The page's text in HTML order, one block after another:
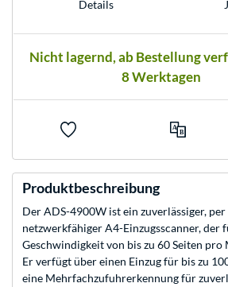
Details
Nicht lagernd, ab Bestellung
8 Werktagen
Produktbeschreibung
Der ADS-4900W ist ein zuverlässiger,
netzwerkfähiger A4-Einzugsscanner, der
Geschwindigkeit von bis zu 60 Seiten pro
Er verfügt über einen Einzug für bis zu
eine Mehrfachzufuhrerkennung für